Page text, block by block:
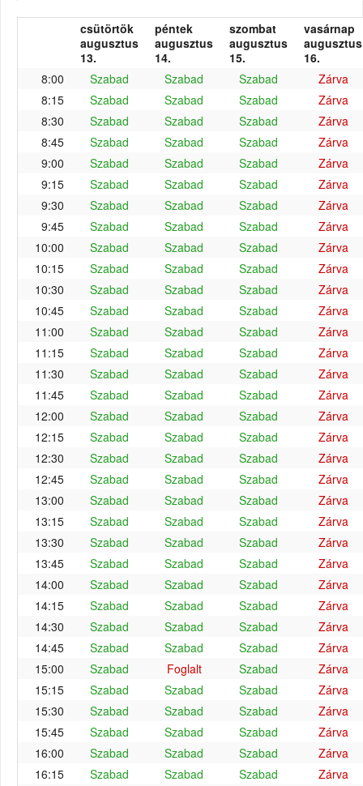
csütörtök
augusztus
13.
péntek
augusztus
14.
szombat
augusztus
15.
vasárnap
augusztus
16.
8:00
Szabad Szabad Szabad
Zárva
8:15
Szabad Szabad Szabad
Zárva
8:30
Szabad Szabad Szabad
Zárva
8:45
Szabad Szabad Szabad
Zárva
9:00
Szabad Szabad Szabad
Zárva
9:15
Szabad Szabad Szabad
Zárva
9:30
Szabad Szabad Szabad
Zárva
9:45
Szabad Szabad Szabad
Zárva
10:00
Szabad Szabad Szabad
Zárva
10:15
Szabad Szabad Szabad
Zárva
10:30
Szabad Szabad Szabad
Zárva
10:45
Szabad Szabad Szabad
Zárva
11:00
Szabad Szabad Szabad
Zárva
11:15
Szabad Szabad Szabad
Zárva
11:30
Szabad Szabad Szabad
Zárva
11:45
Szabad Szabad Szabad
Zárva
12:00
Szabad Szabad Szabad
Zárva
12:15
Szabad Szabad Szabad
Zárva
12:30
Szabad Szabad Szabad
Zárva
12:45
Szabad Szabad Szabad
Zárva
13:00
Szabad Szabad Szabad
Zárva
13:15
Szabad Szabad Szabad
Zárva
13:30
Szabad Szabad Szabad
Zárva
13:45
Szabad Szabad Szabad
Zárva
14:00
Szabad Szabad Szabad
Zárva
14:15
Szabad Szabad Szabad
Zárva
14:30
Szabad Szabad Szabad
Zárva
14:45
Szabad Szabad Szabad
Zárva
15:00
Szabad Foglalt Szabad
Zárva
15:15
Szabad Szabad Szabad
Zárva
15:30
Szabad Szabad Szabad
Zárva
15:45
Szabad Szabad Szabad
Zárva
16:00
Szabad Szabad Szabad
Zárva
16:15
Szabad Szabad Szabad Zárva